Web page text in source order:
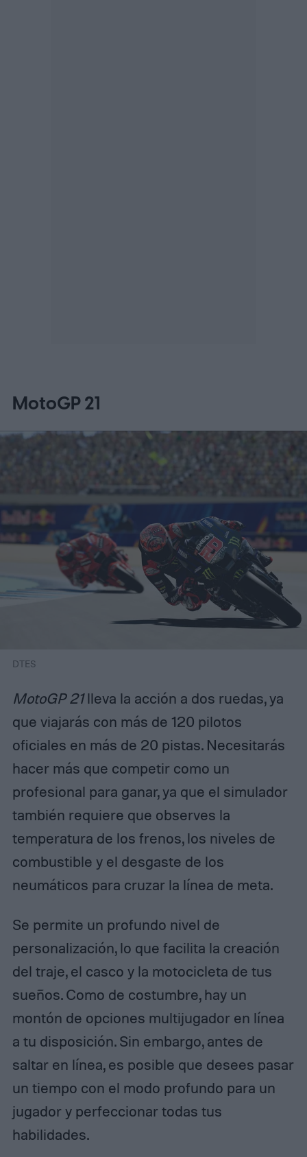
MotoGP 21
DTES
MotoGP 21lleva la acción a dos ruedas, ya
que viajarás con más de 120 pilotos
oficiales en más de 20 pistas. Necesitarás
hacer más que competir como un
profesional para ganar, ya que el simulador
también requiere que observes la
temperatura de los frenos, los niveles de
combustible y el desgaste de los
neumáticos para cruzar la línea de meta.
Se permite un profundo nivel de
personalización, lo que facilita la creación
del traje, el casco y la motocicleta de tus
sueños. Como de costumbre, hay un
montón de opciones multijugador en línea
a tu disposición. Sin embargo, antes de
saltar en línea, es posible que desees pasar
un tiempo con el modo profundo para un
jugador y perfeccionar todas tus
habilidades.